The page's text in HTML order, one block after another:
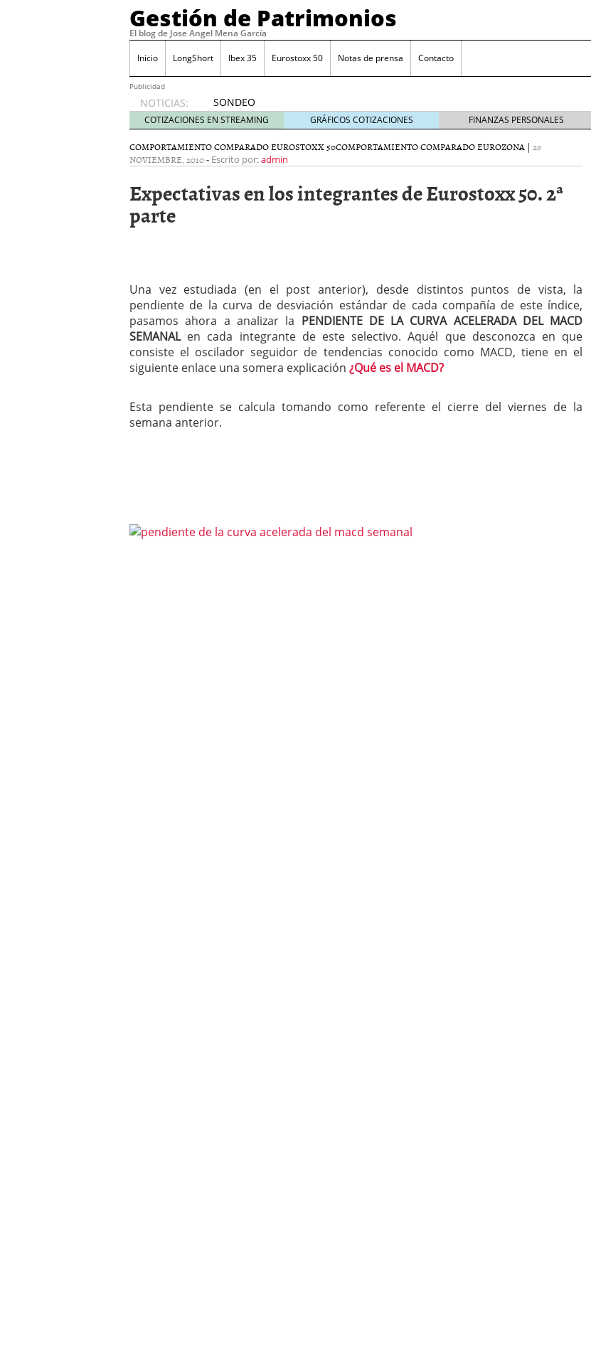
Gestión de Patrimonios
El blog de Jose Angel Mena García
Inicio LongShort Ibex 35 Eurostoxx 50 Notas de prensa Contacto
Publicidad
NOTICIAS:
SONDEO
IBEX35.
ACCESO
A LA
PLANTILLA
TODOS
LOS
Comprar y vender divisas con eToro
febrero 24, 2014
SONDEO DIARIO IBEX35. Distancia de los valores de IBEX35 a m?ximos
anuales. Se constata progresivo alejamiento global de m?ximos anuales
mayo 28, 2013
Catalejo sobre IBEX35. SISM?METROS. Prosiguen a la baja desde el 13/mayo
y a?n tienen recorrido adicional mayo 24, 2013
CATALEJO SOBRE IBEX35. TERMOMETROS. Aún con recorrido a la baja para
rebote interesante
COTIZACIONES EN STREAMING GRÁFICOS COTIZACIONES FINANZAS PERSONALES
COMPORTAMIENTO COMPARADO EUROSTOXX 50COMPORTAMIENTO COMPARADO EUROZONA | 29
NOVIEMBRE, 2010- Escrito por:admin
Expectativas en los integrantes de Eurostoxx 50. 2ª
parte
Una vez estudiada (en el post anterior), desde distintos puntos de vista, la
pendiente de la curva de desviación estándar de cada compañía de este índice,
pasamos ahora a analizar la PENDIENTE DE LA CURVA ACELERADA DEL MACD
SEMANALen cada integrante de este selectivo. Aquél que desconozca en que
consiste el oscilador seguidor de tendencias conocido como MACD, tiene en el
siguiente enlace una somera explicación ¿Qué es el MACD?
Esta pendiente se calcula tomando como referente el cierre del viernes de la
semana anterior.